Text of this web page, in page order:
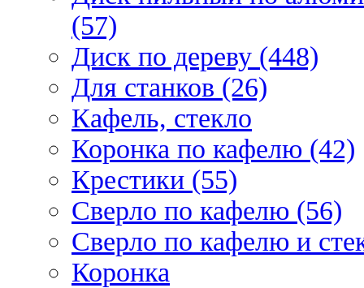
(57)
Диск по дереву (448)
Для станков (26)
Кафель, стекло
Коронка по кафелю (42)
Крестики (55)
Сверло по кафелю (56)
Сверло по кафелю и
Коронка